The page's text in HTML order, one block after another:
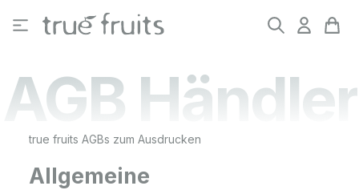
Zum Hauptinhalt springen
AGB Händler
true fruits AGBs zum Ausdrucken
Allgemeine